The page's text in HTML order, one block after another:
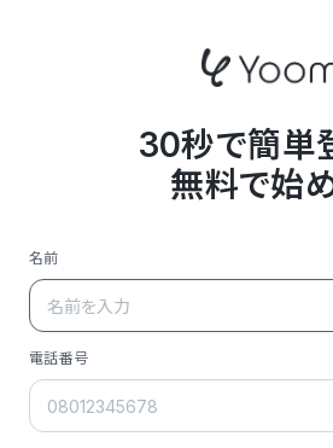
30秒で簡単
無料で始
名前
電話番号